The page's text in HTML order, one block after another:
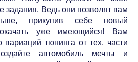
задания. Ведь они позволят вам
прикупив себе новый
уже имеющийся! Вам
вариаций тюнинга от тех. части
автомобиль мечты и